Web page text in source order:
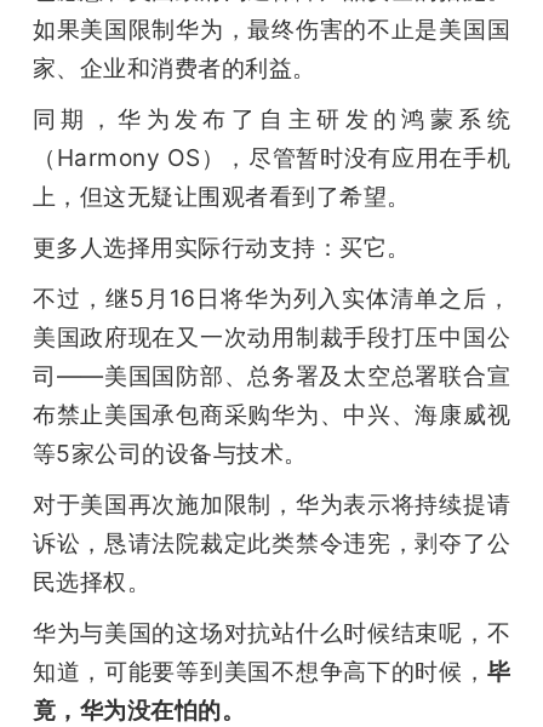
如果美国限制华为，最终伤害的不止是美国国
家、企业和消费者的利益。
同期，华为发布了自主研发的鸿蒙系统
（Harmony OS），尽管暂时没有应用在手机
上，但这无疑让围观者看到了希望。
更多人选择用实际行动支持：买它。
不过，继5月16日将华为列入实体清单之后，
美国政府现在又一次动用制裁手段打压中国公
司——美国国防部、总务署及太空总署联合宣
布禁止美国承包商采购华为、中兴、海康威视
等5家公司的设备与技术。
对于美国再次施加限制，华为表示将持续提请
诉讼，恳请法院裁定此类禁令违宪，剥夺了公
民选择权。
华为与美国的这场对抗站什么时候结束呢，不
知道，可能要等到美国不想争高下的时候， 毕
竟，华为没在怕的。